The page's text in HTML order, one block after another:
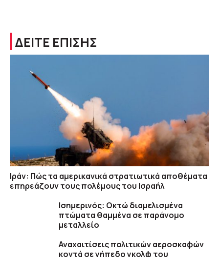
ΔΕΙΤΕ ΕΠΙΣΗΣ
Ιράν: Πώς τα αμερικανικά στρατιωτικά αποθέματα
επηρεάζουν τους πολέμους του Ισραήλ
Ισημερινός: Οκτώ διαμελισμένα
πτώματα θαμμένα σε παράνομο
μεταλλείο
Αναχαιτίσεις πολιτικών αεροσκαφών
κοντά σε γήπεδο γκολφ του